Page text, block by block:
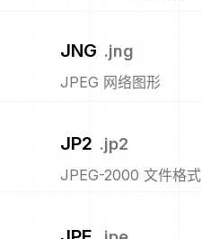
JNG .jng
JPEG 网络图形
JP2 .jp2
JPEG-2000 文件格式